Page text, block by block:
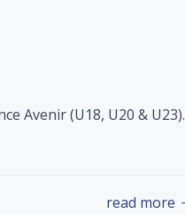
Avenir (U18, U20 & U23).
read more